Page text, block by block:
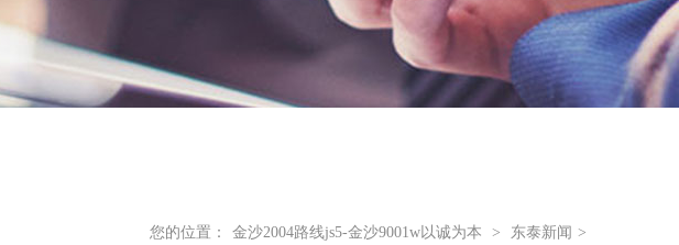
您的位置： 金沙2004路线js5-金沙9001w以诚为本 > 东泰新闻 >